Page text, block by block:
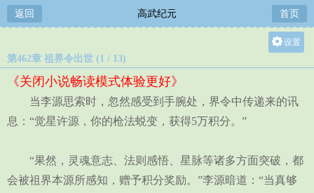
返回 高武纪元 首页
设置
中
第462章 祖界令出世 (1 / 13)
《关闭小说畅读模式体验更好》
当李源思索时，忽然感受到手腕处，界令中传递来的讯
息：“觉星许源，你的枪法蜕变，获得5万积分。”
“果然，灵魂意志、法则感悟、星脉等诸多方面突破，都
会被祖界本源所感知，赠予积分奖励。”李源暗道：“当真够